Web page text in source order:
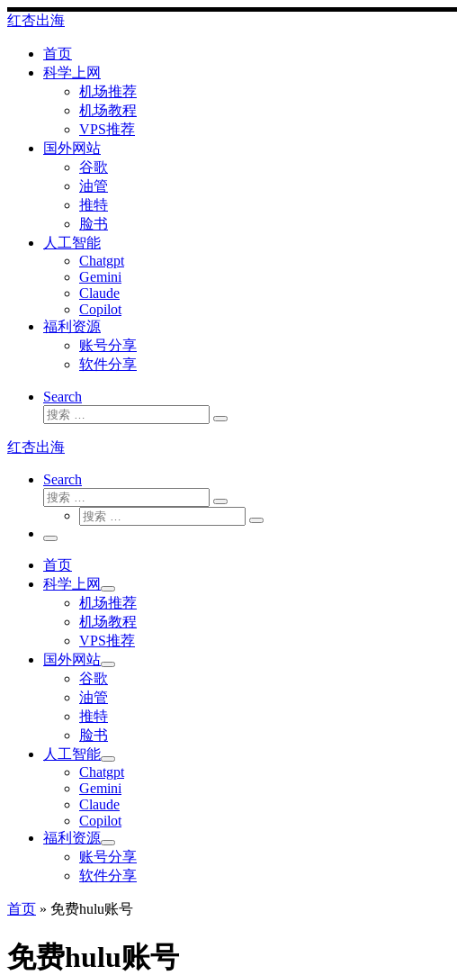
Skip
to
content
红杏出海
首页
科学上网
机场推荐
机场教程
VPS推荐
国外网站
谷歌
油管
推特
脸书
人工智能
Chatgpt
‎Gemini
Claude
Copilot
福利资源
账号分享
软件分享
Search
搜
搜
红杏出海
Search
搜
搜
索
搜
搜
主
菜
单
首页
科学上网
机场推荐
机场教程
VPS推荐
国外网站
谷歌
油管
推特
脸书
人工智能
Chatgpt
‎Gemini
Claude
Copilot
福利资源
账号分享
软件分享
首页 » 免费hulu账号
免费hulu账号